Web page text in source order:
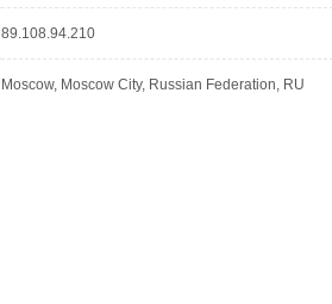
89.108.94.210
Moscow, Moscow City, Russian Federation, RU